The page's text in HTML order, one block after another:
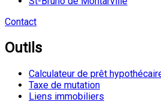
Contact
Outils
Calculateur de prêt
Taxe de mutation
Liens immobiliers